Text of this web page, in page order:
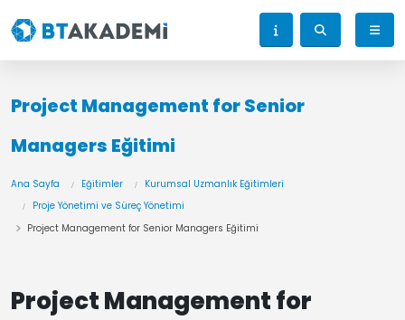
Project Management for Senior
Managers Eğitimi
Ana Sayfa Eğitimler
Kurumsal Uzmanlık Eğitimleri
Proje Yönetimi ve Süreç Yönetimi
Project Management for Senior Managers Eğitimi
Project Management for